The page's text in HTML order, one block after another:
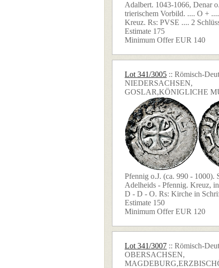
Adalbert. 1043-1066, Denar
trierischem Vorbild. .... O +
Kreuz. Rs: PVSE .... 2
Estimate 175
Minimum Offer EUR 140
Lot 341/3005 :: Römisch-
NIEDERSACHSEN,
GOSLAR,KÖNIGLICHE
Pfennig o.J. (ca. 990 - 1000).
Adelheids - Pfennig. Kreuz,
D - D - O. Rs: Kirche in
Estimate 150
Minimum Offer EUR 120
Lot 341/3007 :: Römisch-
OBERSACHSEN,